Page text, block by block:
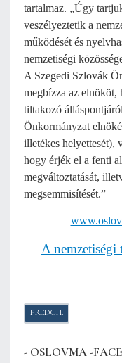
tartalmaz. „Úgy
veszélyeztetik a
működését és
nemzetiségi
A Szegedi Szlovák
megbízza az elnököt,
tiltakozó
Önkormányzat
illetékes helyettesét),
hogy érjék el a fenti
megváltoztatását,
megsemmisítését.”
A nemzetiségi
PREDCHÁDZAJÚCI
PREDCH.
- OSLOVMA -